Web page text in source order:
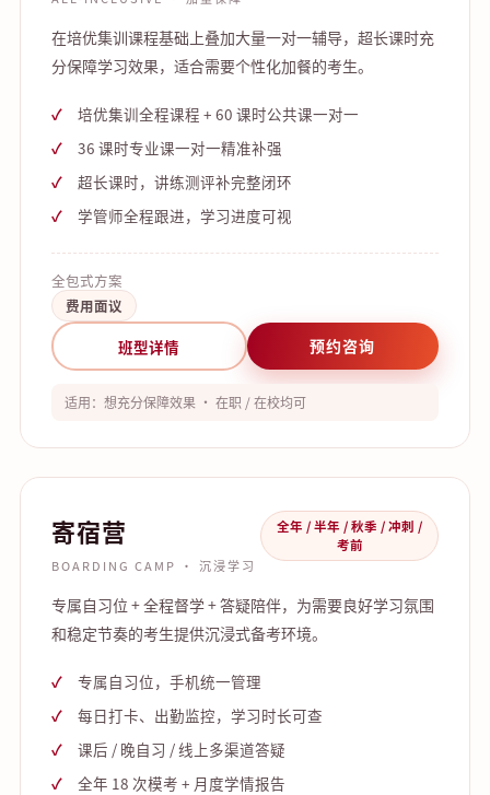
在培优集训课程基础上叠加大量一对一辅导，超长课时充
分保障学习效果，适合需要个性化加餐的考生。
培优集训全程课程 + 60 课时公共课一对一
36 课时专业课一对一精准补强
超长课时，讲练测评补完整闭环
学管师全程跟进，学习进度可视
全包式方案
费用面议
班型详情 预约咨询
适用：想充分保障效果 · 在职 / 在校均可
寄宿营
BOARDING CAMP · 沉浸学习
全年 / 半年 / 秋季 / 冲刺 /
考前
专属自习位 + 全程督学 + 答疑陪伴，为需要良好学习氛围
和稳定节奏的考生提供沉浸式备考环境。
专属自习位，手机统一管理
每日打卡、出勤监控，学习时长可查
课后 / 晚自习 / 线上多渠道答疑
全年 18 次模考 + 月度学情报告